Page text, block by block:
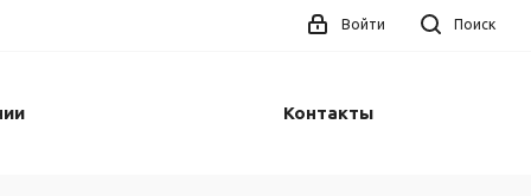
Поиск
Войти
Контакты